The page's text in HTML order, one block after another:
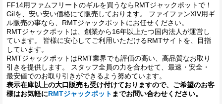
FF14用ファムフリートのギルを買うならRMTジャックポットで！
Gilを、安い安い価格にて販売しております。 ファイファンXIV用ギ
ル販売の事なら、RMTジャックポットにお任せください。
RMTジャックポットは、創業から16年以上たつ国内法人が運営し
ています。 皆様に安心してご利用いただけるRMTサイトを、目指
しています。
RMTジャックポットはRMT業界でも評価の高い、高品質なお取り
引きを提供します。 スタッフ全員の力を合わせて、最速・安全・
最安値でのお取り引きができるよう努めています。
表示在庫以上の大口販売も受け付けておりますので、ご希望のお客
様はお気軽にRMTジャックポット までお問い合わせください。